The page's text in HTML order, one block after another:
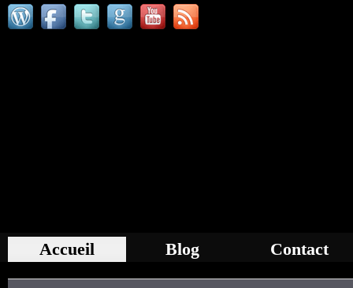
Accueil Blog Contact